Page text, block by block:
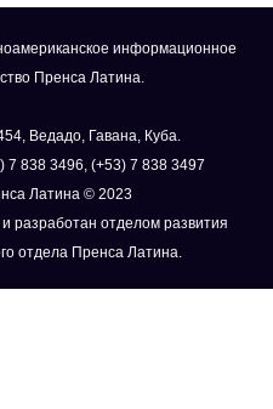
информационное
Пренса Латина.
Ведадо, Гавана, Куба.
7 838 3496, (+53) 7 838 3497
Латина © 2023
разработан отделом развития
отдела Пренса Латина.